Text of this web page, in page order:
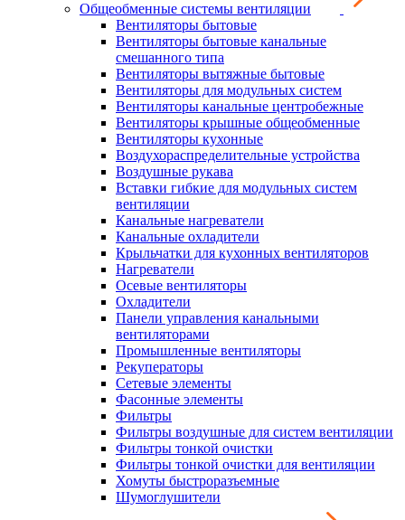
Общеобменные системы вентиляции
Вентиляторы бытовые
Вентиляторы бытовые канальные
смешанного типа
Вентиляторы вытяжные бытовые
Вентиляторы для модульных систем
Вентиляторы канальные центробежные
Вентиляторы крышные общеобменные
Вентиляторы кухонные
Воздухораспределительные устройства
Воздушные рукава
Вставки гибкие для модульных систем
вентиляции
Канальные нагреватели
Канальные охладители
Крыльчатки для кухонных вентиляторов
Нагреватели
Осевые вентиляторы
Охладители
Панели управления канальными
вентиляторами
Промышленные вентиляторы
Рекуператоры
Сетевые элементы
Фасонные элементы
Фильтры
Фильтры воздушные для систем вентиляции
Фильтры тонкой очистки
Фильтры тонкой очистки для вентиляции
Хомуты быстроразъемные
Шумоглушители